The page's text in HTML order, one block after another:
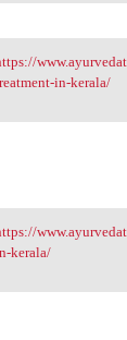
in-kerala/
kerala/